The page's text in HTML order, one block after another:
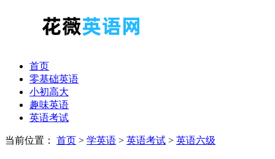
首页
零基础英语
小初高大
趣味英语
英语考试
当前位置： 首页 > 学英语 > 英语考试 > 英语六级